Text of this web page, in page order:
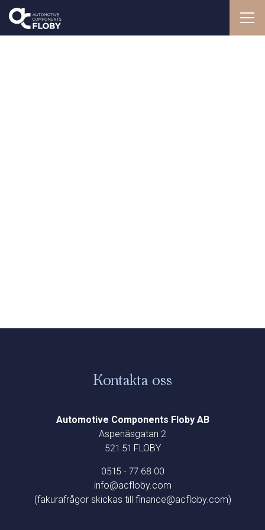
Kontakta oss
Automotive Components Floby AB
Aspenäsgatan 2
521 51 FLOBY
0515 - 77 68 00
info@acfloby.com
(fakurafrågor skickas till finance@acfloby.com)